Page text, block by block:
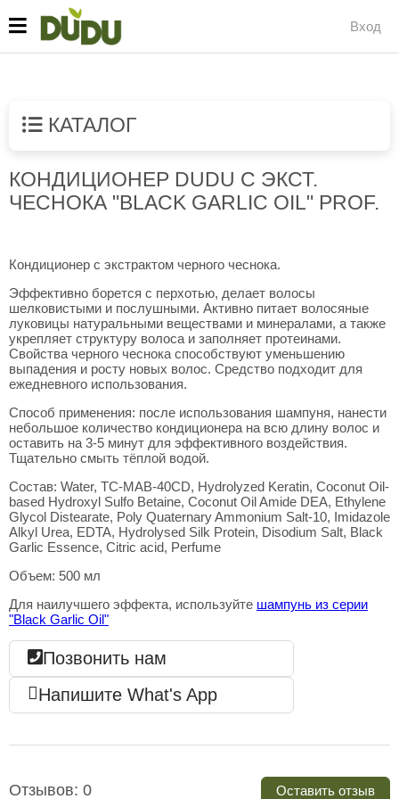
Вход
КАТАЛОГ
КОНДИЦИОНЕР DUDU С ЭКСТ.
ЧЕСНОКА "BLACK GARLIC OIL" PROF.
Кондиционер с экстрактом черного чеснока.
Эффективно борется с перхотью, делает волосы
шелковистыми и послушными. Активно питает волосяные
луковицы натуральными веществами и минералами, а также
укрепляет структуру волоса и заполняет протеинами.
Свойства черного чеснока способствуют уменьшению
выпадения и росту новых волос. Средство подходит для
ежедневного использования.
Способ применения: после использования шампуня, нанести
небольшое количество кондиционера на всю длину волос и
оставить на 3-5 минут для эффективного воздействия.
Тщательно смыть тёплой водой.
Состав: Water, TC-MAB-40CD, Hydrolyzed Keratin, Coconut Oil-
based Hydroxyl Sulfo Betaine, Coconut Oil Amide DEA, Ethylene
Glycol Distearate, Poly Quaternary Ammonium Salt-10, Imidazole
Alkyl Urea, EDTA, Hydrolysed Silk Protein, Disodium Salt, Black
Garlic Essence, Citric acid, Perfume
Объем: 500 мл
Для наилучшего эффекта, используйте шампунь из серии
"Black Garlic Oil"
Позвонить нам
Напишите What's App
Отзывов: 0 Оставить отзыв